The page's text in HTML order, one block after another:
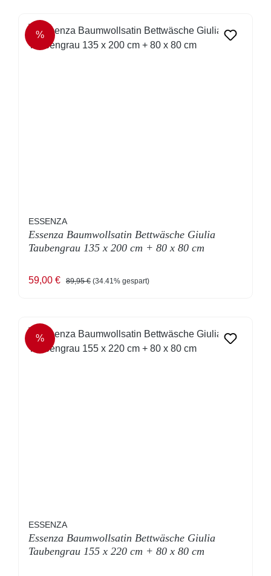
RABATT
%
ESSENZA
Essenza Baumwollsatin Bettwäsche Giulia
Taubengrau 135 x 200 cm + 80 x 80 cm
Verkaufspreis:
59,00 € Regulärer Preis:
89,95 € (34.41% gespart)
RABATT
%
ESSENZA
Essenza Baumwollsatin Bettwäsche Giulia
Taubengrau 155 x 220 cm + 80 x 80 cm